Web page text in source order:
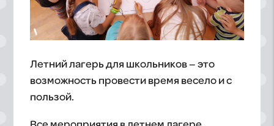
Летний лагерь для школьников – это
возможность провести время весело и с
пользой.